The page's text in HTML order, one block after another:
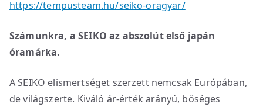
https://tempusteam.hu/seiko-oragyar/
Számunkra, a SEIKO az abszolút első japán
óramárka.
A SEIKO elismertséget szerzett nemcsak Európában,
de világszerte. Kiváló ár-érték arányú, bőséges